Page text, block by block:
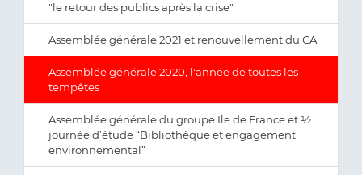
"le retour des publics après la crise"
Assemblée générale 2021 et renouvellement du CA
Assemblée générale 2020, l'année de toutes les
tempêtes
Assemblée générale du groupe Ile de France et ½
journée d’étude “Bibliothèque et engagement
environnemental”